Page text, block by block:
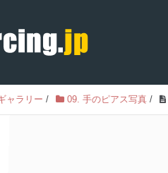
ャラリー / 09. 手のピアス写真 /